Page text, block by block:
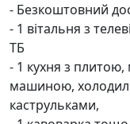
- Безкоштовний
- 1 вітальня з
ТБ
- 1 кухня з
машиною,
каструльками,